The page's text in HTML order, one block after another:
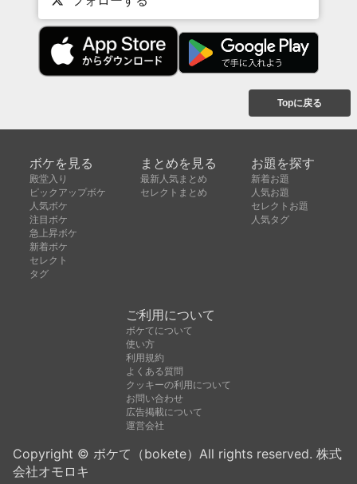
Topに戻る
ボケを見る
殿堂入り
ピックアップボケ
人気ボケ
注目ボケ
急上昇ボケ
新着ボケ
セレクト
タグ
まとめを見る
最新人気まとめ
セレクトまとめ
お題を探す
新着お題
人気お題
セレクトお題
人気タグ
ご利用について
ボケてについて
使い方
利用規約
よくある質問
クッキーの利用について
お問い合わせ
広告掲載について
運営会社
Copyright © ボケて（bokete）All rights reserved. 株式
会社オモロキ